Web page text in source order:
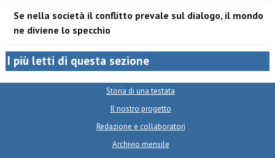
Se nella società il conflitto prevale sul dialogo, il mondo
ne diviene lo specchio
I più letti di questa sezione
Storia di una testata
Il nostro progetto
Redazione e collaboratori
Archivio mensile